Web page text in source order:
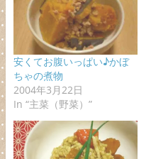
安くてお腹いっぱい♪かぼ
ちゃの煮物
2004年3月22日
In “主菜（野菜）”